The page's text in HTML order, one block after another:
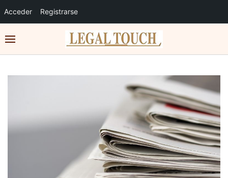
Acceder Registrarse